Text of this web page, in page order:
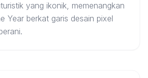
yang ikonik, memenangkan
Year berkat garis desain pixel